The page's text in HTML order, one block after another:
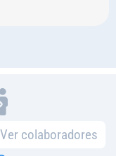
Ver colaboradores